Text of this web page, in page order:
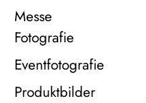
Messe
Fotografie
Eventfotografie
Produktbilder